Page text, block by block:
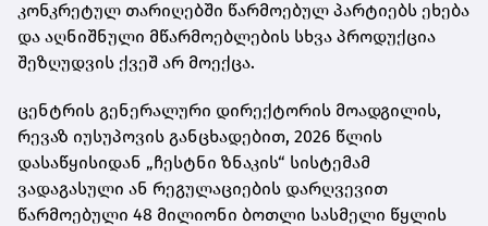
კონკრეტულ თარიღებში წარმოებულ პარტიებს ეხება
და აღნიშნული მწარმოებლების სხვა პროდუქცია
შეზღუდვის ქვეშ არ მოექცა.
ცენტრის გენერალური დირექტორის მოადგილის,
რევაზ იუსუპოვის განცხადებით, 2026 წლის
დასაწყისიდან „ჩესტნი ზნაკის“ სისტემამ
ვადაგასული ან რეგულაციების დარღვევით
წარმოებული 48 მილიონი ბოთლი სასმელი წყლის